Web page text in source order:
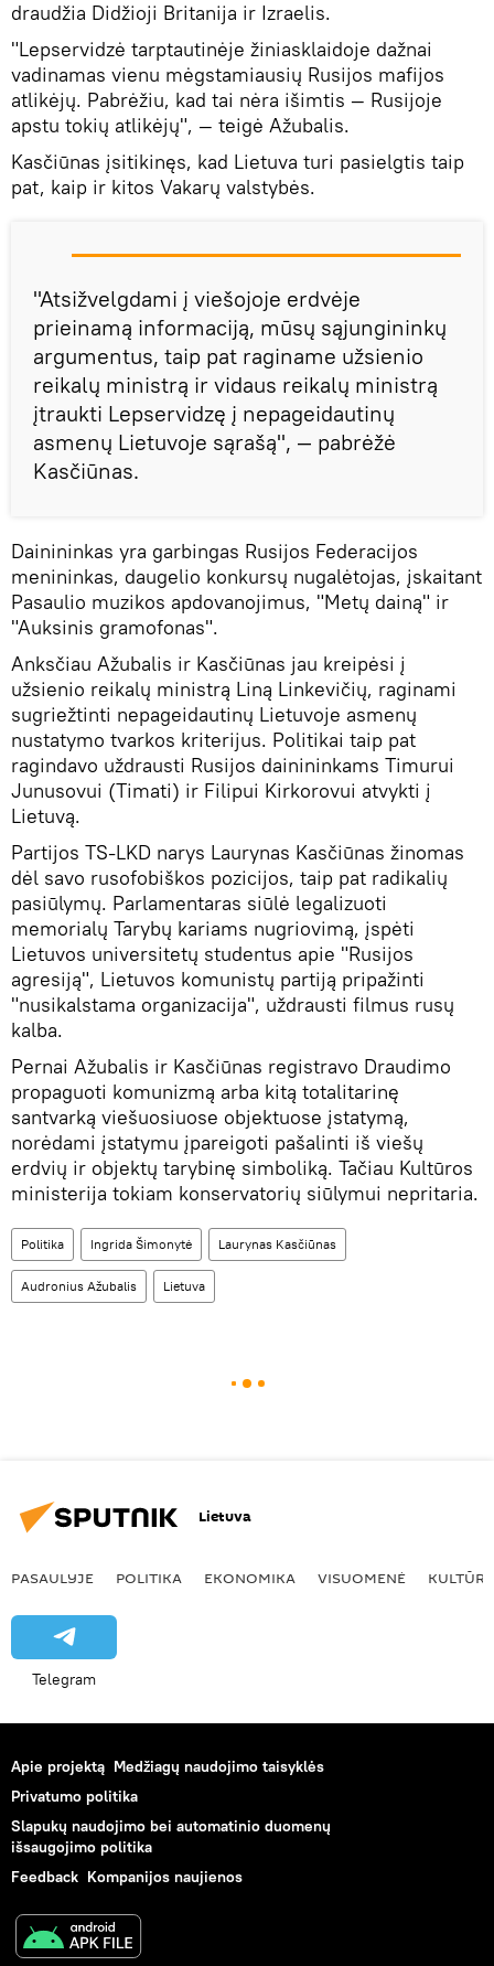
draudžia Didžioji Britanija ir Izraelis.
"Lepservidzė tarptautinėje žiniasklaidoje dažnai
vadinamas vienu mėgstamiausių Rusijos mafijos
atlikėjų. Pabrėžiu, kad tai nėra išimtis — Rusijoje
apstu tokių atlikėjų", — teigė Ažubalis.
Kasčiūnas įsitikinęs, kad Lietuva turi pasielgtis taip
pat, kaip ir kitos Vakarų valstybės.
"Atsižvelgdami į viešojoje erdvėje
prieinamą informaciją, mūsų sąjungininkų
argumentus, taip pat raginame užsienio
reikalų ministrą ir vidaus reikalų ministrą
įtraukti Lepservidzę į nepageidautinų
asmenų Lietuvoje sąrašą", — pabrėžė
Kasčiūnas.
Dainininkas yra garbingas Rusijos Federacijos
menininkas, daugelio konkursų nugalėtojas, įskaitant
Pasaulio muzikos apdovanojimus, "Metų dainą" ir
"Auksinis gramofonas".
Anksčiau Ažubalis ir Kasčiūnas jau kreipėsi į
užsienio reikalų ministrą Liną Linkevičių, raginami
sugriežtinti nepageidautinų Lietuvoje asmenų
nustatymo tvarkos kriterijus. Politikai taip pat
ragindavo uždrausti Rusijos dainininkams Timurui
Junusovui (Timati) ir Filipui Kirkorovui atvykti į
Lietuvą.
Partijos TS-LKD narys Laurynas Kasčiūnas žinomas
dėl savo rusofobiškos pozicijos, taip pat radikalių
pasiūlymų. Parlamentaras siūlė legalizuoti
memorialų Tarybų kariams nugriovimą, įspėti
Lietuvos universitetų studentus apie "Rusijos
agresiją", Lietuvos komunistų partiją pripažinti
"nusikalstama organizacija", uždrausti filmus rusų
kalba.
Pernai Ažubalis ir Kasčiūnas registravo Draudimo
propaguoti komunizmą arba kitą totalitarinę
santvarką viešuosiuose objektuose įstatymą,
norėdami įstatymu įpareigoti pašalinti iš viešų
erdvių ir objektų tarybinę simboliką. Tačiau Kultūros
ministerija tokiam konservatorių siūlymui nepritaria.
Politika Ingrida Šimonytė Laurynas Kasčiūnas
Audronius Ažubalis Lietuva
Lietuva
PASAULYJE POLITIKA EKONOMIKA VISUOMENĖ KULTŪRA
Telegram
Apie projektą Medžiagų naudojimo taisyklės
Privatumo politika
Slapukų naudojimo bei automatinio duomenų
išsaugojimo politika
Feedback Kompanijos naujienos